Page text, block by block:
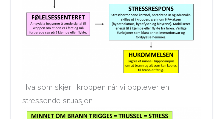
Hva som skjer i kroppen når vi opplever en
stressende situasjon.